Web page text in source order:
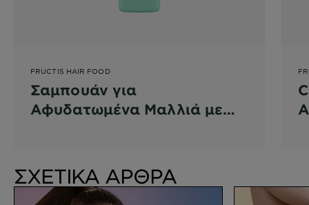
FRUCTIS HAIR FOOD
Σαμπουάν για
Αφυδατωμένα Μαλλιά με
ΣΧΕΤΙΚΑ ΑΡΘΡΑ